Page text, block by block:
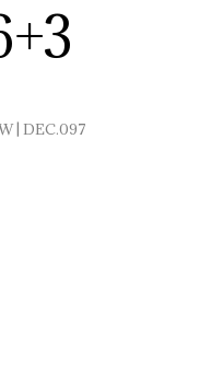
| DEC.097